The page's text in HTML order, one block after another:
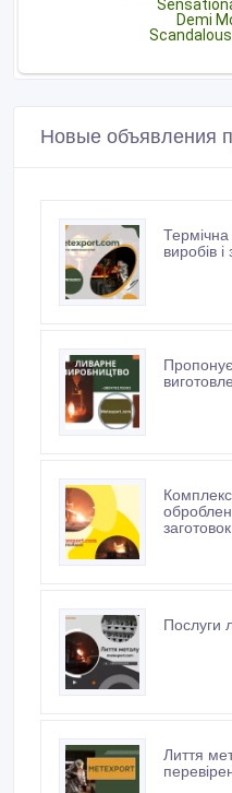
Новые объявления
виробів і